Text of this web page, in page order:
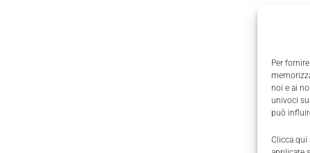
Per
noi e ai
univoci
può
Clicca qui
come
quote
Dopo
Non
di